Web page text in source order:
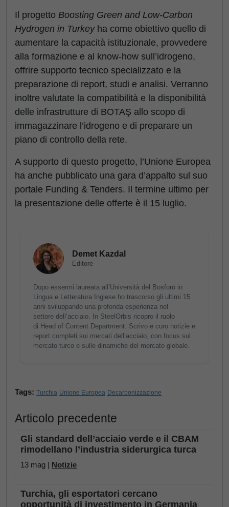
Il progetto Boosting Green and Low-Carbon
Hydrogen in Turkey ha come obiettivo quello di
aumentare la capacità istituzionale, provvedere
alla formazione e al know-how sull’idrogeno,
offrire supporto tecnico specializzato e la
preparazione di report, studi e analisi. Verranno
inoltre valutate la compatibilità e la disponibilità
delle infrastrutture di BOTAŞ allo scopo di
immagazzinare l’idrogeno e di preparare un
piano di controllo della rete.
A supporto di questo progetto, l’Unione Europea
ha anche pubblicato una gara d’appalto sul suo
portale Funding & Tenders. Il termine ultimo per
la presentazione delle offerte è il 15 luglio.
Demet Kazdal
Editore
Dopo essermi laureata all’Università del Bosforo in
Lingua e Letteratura Inglese ho trascorso gli ultimi 15
anni sviluppando una profonda esperienza nel
settore dell’acciaio. In SteelOrbis ricopro il ruolo
di Head of Content Department. Scrivo e curo notizie e
report completi sui mercati dell’acciaio, con focus sul
mercato turco e sulle dinamiche del mercato globale.
Tags: Turchia Unione Europea Decarbonizzazione
Articolo precedente
Gli standard dell’acciaio verde e il CBAM
rimodellano l’industria siderurgica turca
13 mag | Notizie
Turchia, gli esportatori cercano
opportunità di investimento in Germania